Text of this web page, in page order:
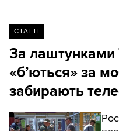
СТАТТІ
За лаштунками
«б’ються» за
забирають